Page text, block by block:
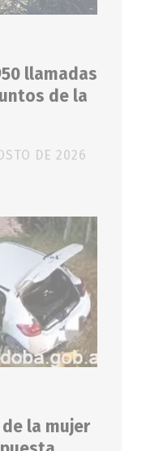
llamadas
de la
DE 2026
la mujer